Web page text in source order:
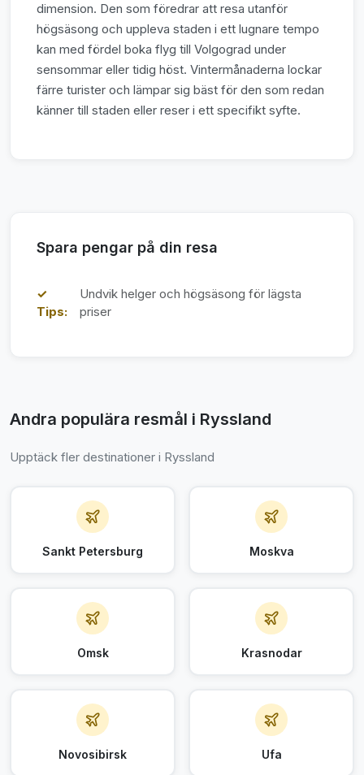
dimension. Den som föredrar att resa utanför
högsäsong och uppleva staden i ett lugnare tempo
kan med fördel boka flyg till Volgograd under
sensommar eller tidig höst. Vintermånaderna lockar
färre turister och lämpar sig bäst för den som redan
känner till staden eller reser i ett specifikt syfte.
Spara pengar på din resa
✓
Tips:
Undvik helger och högsäsong för lägsta
priser
Andra populära resmål i Ryssland
Upptäck fler destinationer i Ryssland
Sankt Petersburg Moskva
Omsk Krasnodar
Novosibirsk Ufa